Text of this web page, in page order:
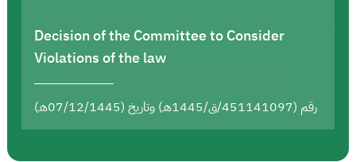
Decision of the Committee to Consider
Violations of the law
رقم (451141097/ق/1445هـ) وتاريخ (07/12/1445هـ)